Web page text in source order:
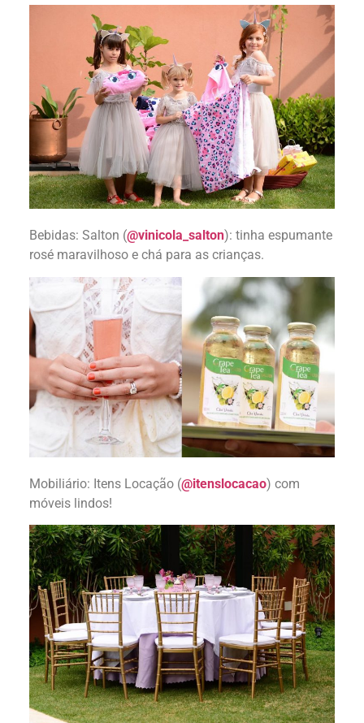
Bebidas: Salton (@vinicola_salton): tinha espumante
rosé maravilhoso e chá para as crianças.
Mobiliário: Itens Locação (@itenslocacao) com
móveis lindos!